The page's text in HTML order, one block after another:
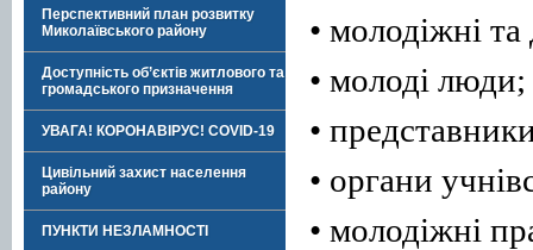
Перспективний план розвитку
Миколаївського району
Доступність об’єктів житлового та
громадського призначення
УВАГА! КОРОНАВІРУС! COVID-19
Цивільний захист населення
району
ПУНКТИ НЕЗЛАМНОСТІ
• молодіжні
• молоді люди;
•
• органи
• молодіжні